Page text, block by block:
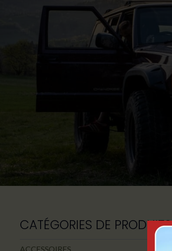
CATÉGORIES DE PRODUITS
ACCESSOIRES